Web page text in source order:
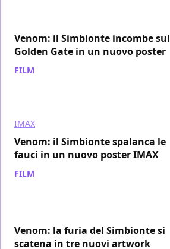
Venom: il Simbionte incombe sul
Golden Gate in un nuovo poster
FILM
IMAX
Venom: il Simbionte spalanca le
fauci in un nuovo poster IMAX
FILM
Venom: la furia del Simbionte si
scatena in tre nuovi artwork